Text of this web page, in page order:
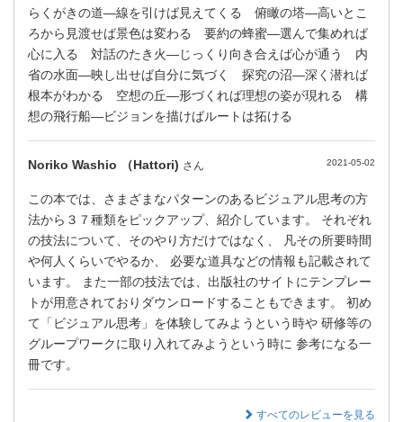
らくがきの道―線を引けば見えてくる 俯瞰の塔―高いとこ
ろから見渡せば景色は変わる 要約の蜂蜜―選んで集めれば
心に入る 対話のたき火―じっくり向き合えば心が通う 内
省の水面―映し出せば自分に気づく 探究の沼―深く潜れば
根本がわかる 空想の丘―形づくれば理想の姿が現れる 構
想の飛行船―ビジョンを描けばルートは拓ける
Noriko Washio （Hattori) さん 2021-05-02
この本では、さまざまなパターンのあるビジュアル思考の方
法から３７種類をピックアップ、紹介しています。 それぞれ
の技法について、そのやり方だけではなく、 凡その所要時間
や何人くらいでやるか、 必要な道具などの情報も記載されて
います。 また一部の技法では、出版社のサイトにテンプレー
トが用意されておりダウンロードすることもできます。 初め
て「ビジュアル思考」を体験してみようという時や 研修等の
グループワークに取り入れてみようという時に 参考になる一
冊です。
すべてのレビューを見る